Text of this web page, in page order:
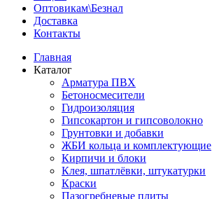
Оптовикам\Безнал
Доставка
Контакты
Главная
Каталог
Арматура ПВХ
Бетоносмесители
Гидроизоляция
Гипсокартон и гипсоволокно
Грунтовки и добавки
ЖБИ кольца и комплектующие
Кирпичи и блоки
Клея, шпатлёвки, штукатурки
Краски
Пазогребневые плиты